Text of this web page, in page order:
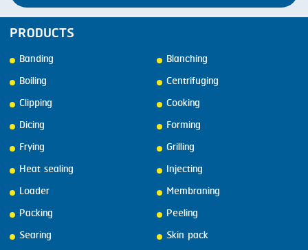
PRODUCTS
Banding
Blanching
Boiling
Centrifuging
Clipping
Cooking
Dicing
Forming
Frying
Grilling
Heat sealing
Injecting
Loader
Membraning
Packing
Peeling
Searing
Skin pack